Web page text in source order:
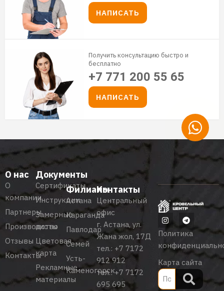
НАПИСАТЬ
Получить консультацию быстро и
бесплатно
+7 771 200 55 65
НАПИСАТЬ
О нас
О
компании
Партнеры
Производство
Отзывы
Контакты
Документы
Сертификаты
Инструкции
Замерные
листы
Цветовая
карта
Рекламные
материалы
Филиалы
Астана
Караганда
Павлодар
Семей
Усть-
Каменогорск
Контакты
Центральный
офис
г. Астана, ул.
Жана жол, 17Д
тел.: +7 7172
912 912
тел.:+7 7172
695 695
Политика
Карта сайта